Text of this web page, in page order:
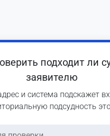
подходит ли
заявителю
и система подскажет
подсудность